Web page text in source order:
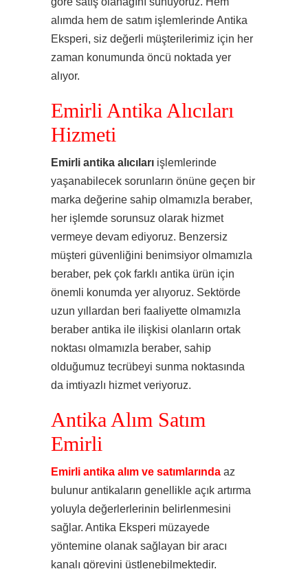
alımda hem de satım işlemlerinde Antika
Eksperi, siz değerli müşterilerimiz için her
zaman konumunda öncü noktada yer
alıyor.
Emirli Antika Alıcıları
Hizmeti
Emirli antika alıcıları işlemlerinde
yaşanabilecek sorunların önüne geçen bir
marka değerine sahip olmamızla beraber,
her işlemde sorunsuz olarak hizmet
vermeye devam ediyoruz. Benzersiz
müşteri güvenliğini benimsiyor olmamızla
beraber, pek çok farklı antika ürün için
önemli konumda yer alıyoruz. Sektörde
uzun yıllardan beri faaliyette olmamızla
beraber antika ile ilişkisi olanların ortak
noktası olmamızla beraber, sahip
olduğumuz tecrübeyi sunma noktasında
da imtiyazlı hizmet veriyoruz.
Antika Alım Satım
Emirli
Emirli antika alım ve satımlarında az
bulunur antikaların genellikle açık artırma
yoluyla değerlerlerinin belirlenmesini
sağlar. Antika Eksperi müzayede
yöntemine olanak sağlayan bir aracı
kanalı görevini üstlenebilmektedir.